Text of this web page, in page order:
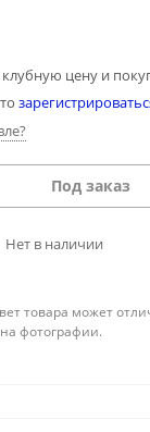
цену и
Под заказ
Нет в наличии
товара может
фотографии.